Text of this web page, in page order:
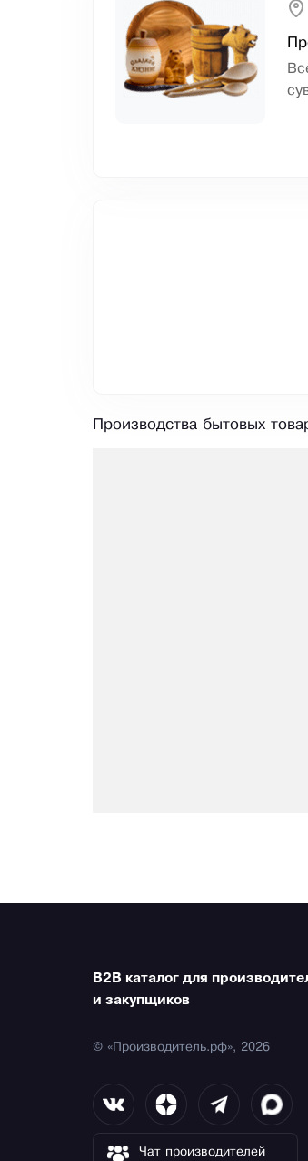
Производства бытовых
B2B каталог для
и закупщиков
© «Производитель.рф», 2026
Чат производителей